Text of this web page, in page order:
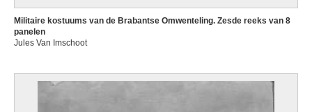
Militaire kostuums van de Brabantse Omwenteling. Zesde reeks van 8
panelen
Jules Van Imschoot